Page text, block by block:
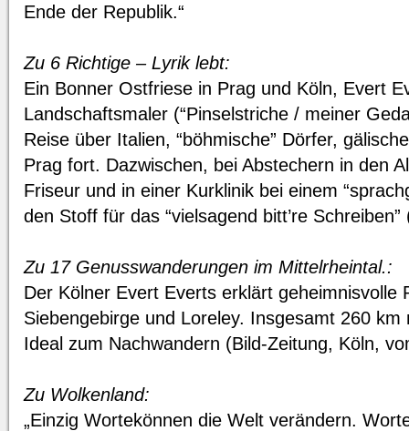
Ende der Republik.“
Zu 6 Richtige – Lyrik lebt:
Ein Bonner Ostfriese in Prag und Köln, Evert
Landschaftsmaler (“Pinselstriche / meiner
Reise über Italien, “böhmische” Dörfer,
Prag fort. Dazwischen, bei Abstechern in den
Friseur und in einer Kurklinik bei einem
den Stoff für das “vielsagend bitt’re
Zu 17 Genusswanderungen im Mittelrheintal.:
Der Kölner Evert Everts erklärt geheimnisvolle
Siebengebirge und Loreley. Insgesamt 260
Ideal zum Nachwandern (Bild-Zeitung, Köln,
Zu Wolkenland:
„Einzig Wortekönnen die Welt verändern.